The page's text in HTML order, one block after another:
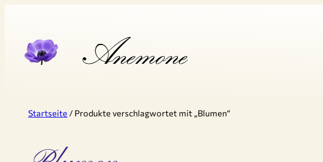
springen
Startseite / Produkte verschlagwortet mit „Blumen“